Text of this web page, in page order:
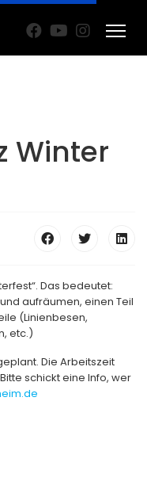
Winter
Das bedeutet:
aufräumen, einen Teil
(Linienbesen,
etc.)
Die Arbeitszeit
schickt eine Info, wer